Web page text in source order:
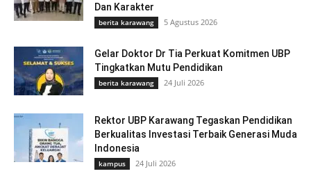
Dan Karakter
berita karawang 5 Agustus 2026
Gelar Doktor Dr Tia Perkuat Komitmen UBP
Tingkatkan Mutu Pendidikan
berita karawang 24 Juli 2026
Rektor UBP Karawang Tegaskan Pendidikan
Berkualitas Investasi Terbaik Generasi Muda
Indonesia
kampus 24 Juli 2026